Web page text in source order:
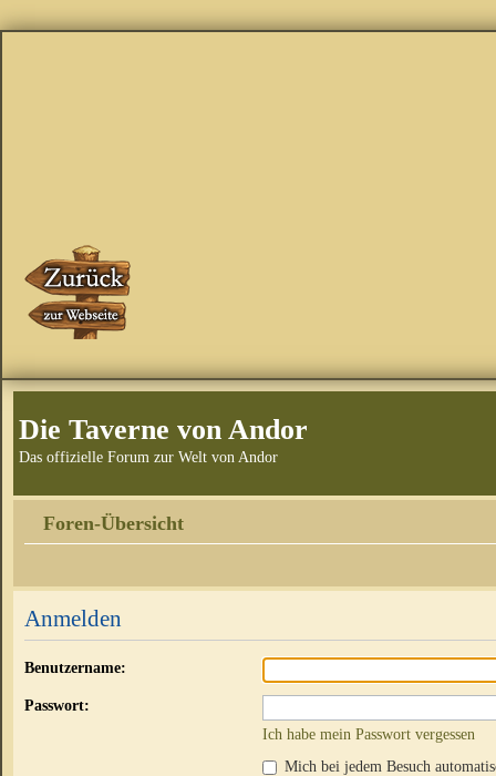
Die Taverne von Andor
Das offizielle Forum zur Welt von Andor
Foren-Übersicht
Anmelden
Benutzername:
Passwort:
Ich habe mein Passwort vergessen
Mich bei jedem Besuch